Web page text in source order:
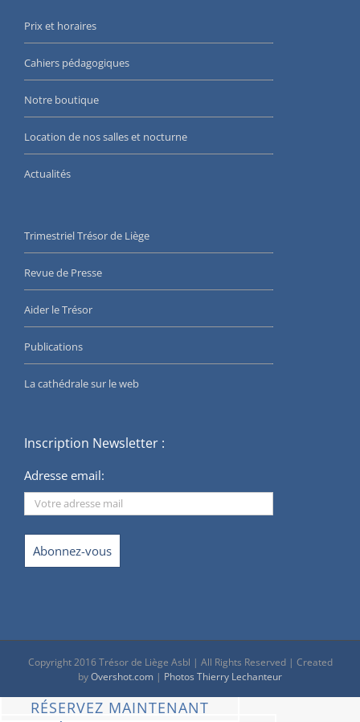
Prix et horaires
Cahiers pédagogiques
Notre boutique
Location de nos salles et nocturne
Actualités
Trimestriel Trésor de Liège
Revue de Presse
Aider le Trésor
Publications
La cathédrale sur le web
Inscription Newsletter :
Adresse email:
Copyright 2016 Trésor de Liège Asbl | All Rights Reserved | Created
byOvershot.com | Photos Thierry Lechanteur
RÉSERVEZ MAINTENANT